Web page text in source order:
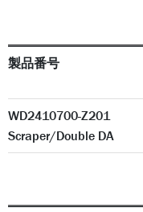
製品番号
WD2410700-Z201
Scraper/Double DA